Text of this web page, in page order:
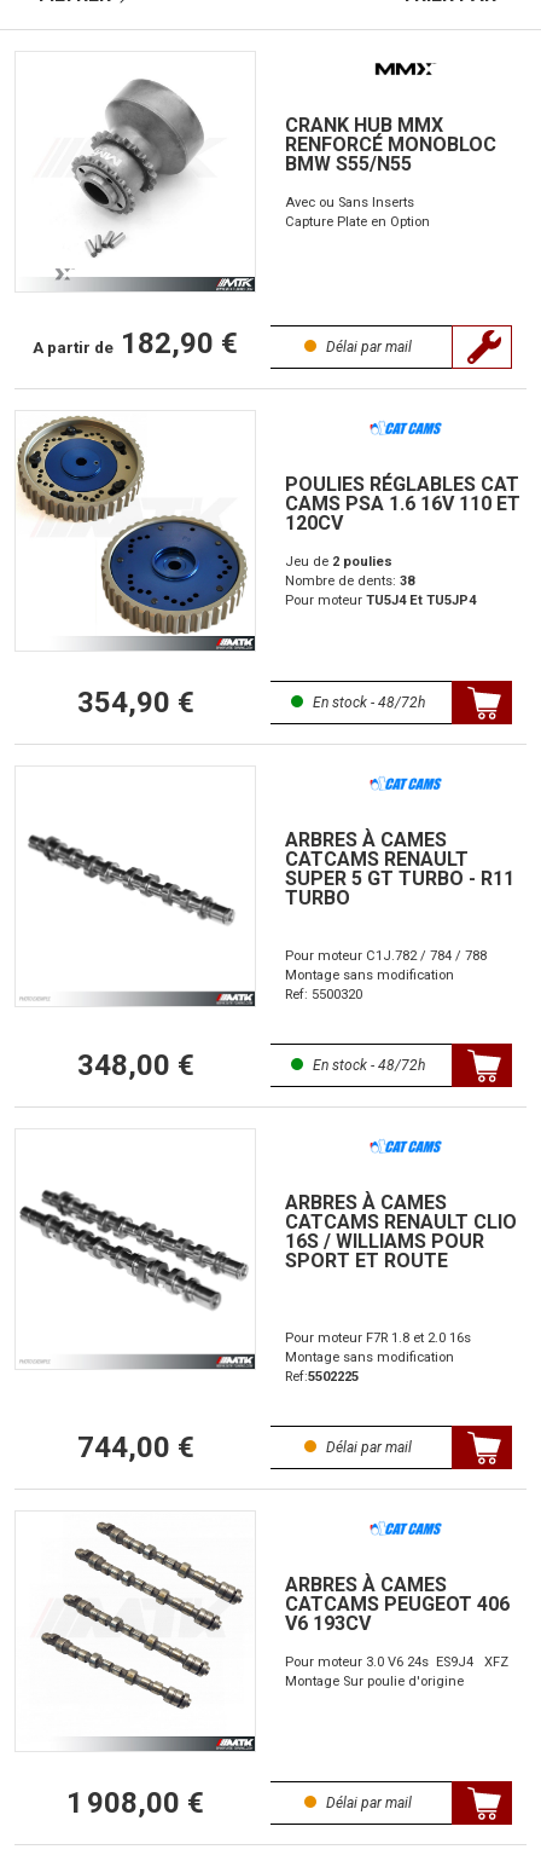
CRANK HUB MMX
RENFORCÉ MONOBLOC
BMW S55/N55
Avec ou Sans Inserts
Capture Plate en Option
A partir de 182,90 € Délai par mail
POULIES RÉGLABLES CAT
CAMS PSA 1.6 16V 110 ET
120CV
Jeu de 2 poulies
Nombre de dents: 38
Pour moteur TU5J4 Et TU5JP4
354,90 € En stock - 48/72h
ARBRES À CAMES
CATCAMS RENAULT
SUPER 5 GT TURBO - R11
TURBO
Pour moteur C1J.782 / 784 / 788
Montage sans modification
Ref: 5500320
348,00 € En stock - 48/72h
ARBRES À CAMES
CATCAMS RENAULT CLIO
16S / WILLIAMS POUR
SPORT ET ROUTE
Pour moteur F7R 1.8 et 2.0 16s
Montage sans modification
Ref:5502225
744,00 € Délai par mail
ARBRES À CAMES
CATCAMS PEUGEOT 406
V6 193CV
Pour moteur 3.0 V6 24s ES9J4 XFZ
Montage Sur poulie d'origine
1 908,00 € Délai par mail